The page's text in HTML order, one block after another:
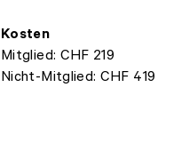
Kosten
Mitglied: CHF 219
Nicht-Mitglied: CHF 419